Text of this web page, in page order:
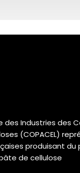
des Industries des
(COPACEL)
produisant du
de cellulose